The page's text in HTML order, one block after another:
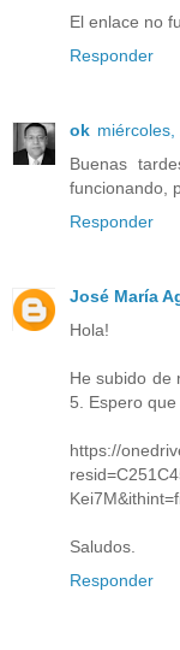
El enlace no
Responder
ok
Buenas
funcionando,
Responder
José María
Hola!
He subido de
5. Espero
https://
Saludos.
Responder